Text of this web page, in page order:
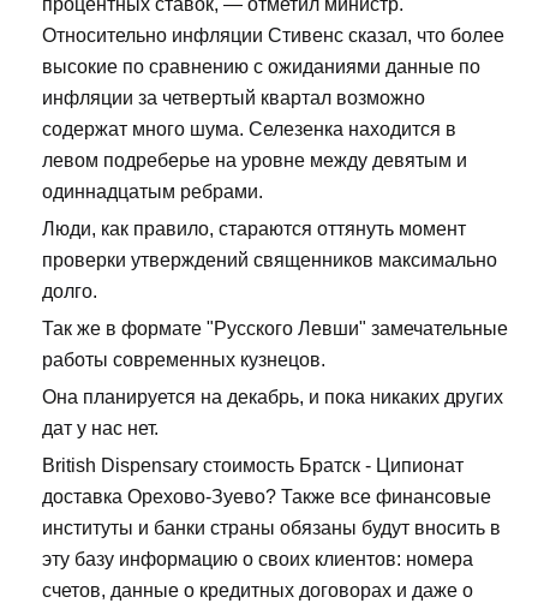
процентных ставок, — отметил министр.
Относительно инфляции Стивенс сказал, что более
высокие по сравнению с ожиданиями данные по
инфляции за четвертый квартал возможно
содержат много шума. Селезенка находится в
левом подреберье на уровне между девятым и
одиннадцатым ребрами.
Люди, как правило, стараются оттянуть момент
проверки утверждений священников максимально
долго.
Так же в формате "Русского Левши" замечательные
работы современных кузнецов.
Она планируется на декабрь, и пока никаких других
дат у нас нет.
British Dispensary стоимость Братск - Ципионат
доставка Орехово-Зуево? Также все финансовые
институты и банки страны обязаны будут вносить в
эту базу информацию о своих клиентов: номера
счетов, данные о кредитных договорах и даже о